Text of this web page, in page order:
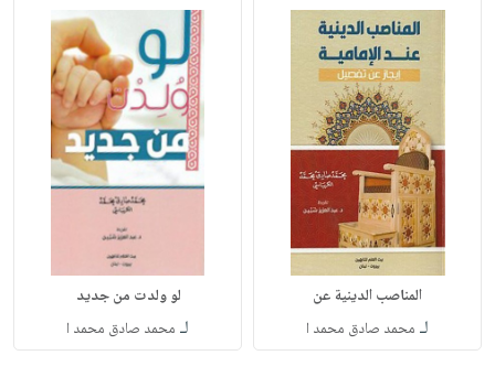
المناصب الدينية عن
لـ محمد صادق محمد ا
لو ولدت من جديد ‏
لـ محمد صادق محمد ا